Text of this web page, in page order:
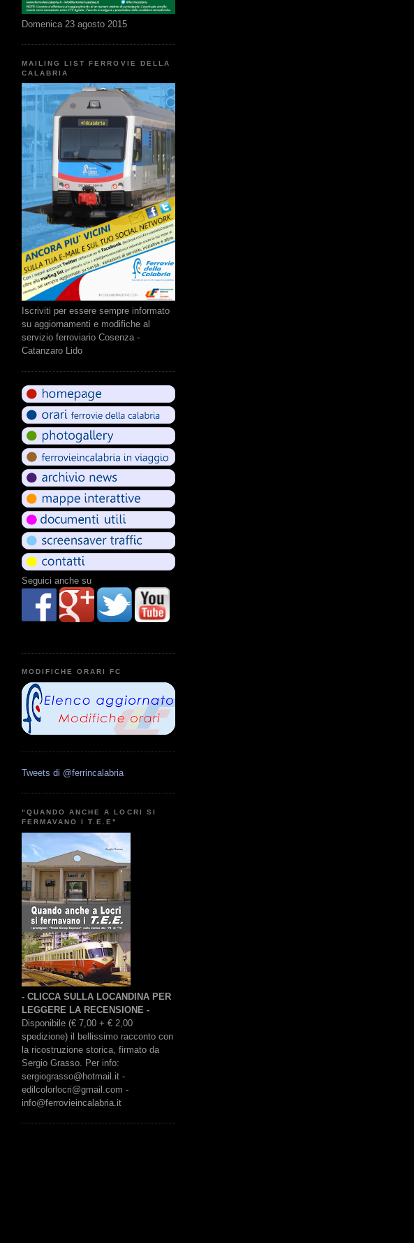
Domenica 23 agosto 2015
MAILING LIST FERROVIE DELLA
CALABRIA
Iscriviti per essere sempre informato
su aggiornamenti e modifiche al
servizio ferroviario Cosenza -
Catanzaro Lido
Seguici anche su
MODIFICHE ORARI FC
Tweets di @ferrincalabria
"QUANDO ANCHE A LOCRI SI
FERMAVANO I T.E.E"
- CLICCA SULLA LOCANDINA PER
LEGGERE LA RECENSIONE -
Disponibile (€ 7,00 + € 2,00
spedizione) il bellissimo racconto con
la ricostruzione storica, firmato da
Sergio Grasso. Per info:
sergiograsso@hotmail.it -
edilcolorlocri@gmail.com -
info@ferrovieincalabria.it